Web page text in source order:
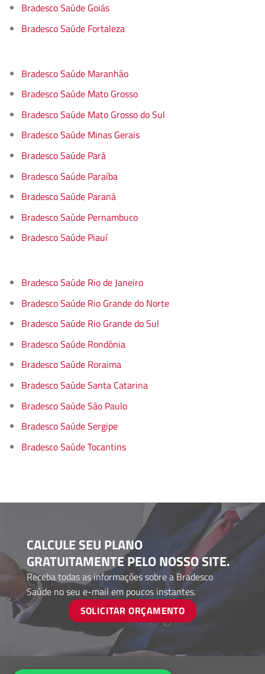
Bradesco Saúde Goiás
Bradesco Saúde Fortaleza
Bradesco Saúde Maranhão
Bradesco Saúde Mato Grosso
Bradesco Saúde Mato Grosso do Sul
Bradesco Saúde Minas Gerais
Bradesco Saúde Pará
Bradesco Saúde Paraíba
Bradesco Saúde Paraná
Bradesco Saúde Pernambuco
Bradesco Saúde Piauí
Bradesco Saúde Rio de Janeiro
Bradesco Saúde Rio Grande do Norte
Bradesco Saúde Rio Grande do Sul
Bradesco Saúde Rondônia
Bradesco Saúde Roraima
Bradesco Saúde Santa Catarina
Bradesco Saúde São Paulo
Bradesco Saúde Sergipe
Bradesco Saúde Tocantins
CALCULE SEU PLANO
GRATUITAMENTE PELO NOSSO SITE.
Receba todas as informações sobre a Bradesco
Saúde no seu e-mail em poucos instantes.
SOLICITAR ORÇAMENTO